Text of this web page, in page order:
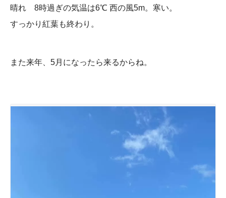
晴れ 8時過ぎの気温は6℃ 西の風5m。寒い。
すっかり紅葉も終わり。
また来年、5月になったら来るからね。